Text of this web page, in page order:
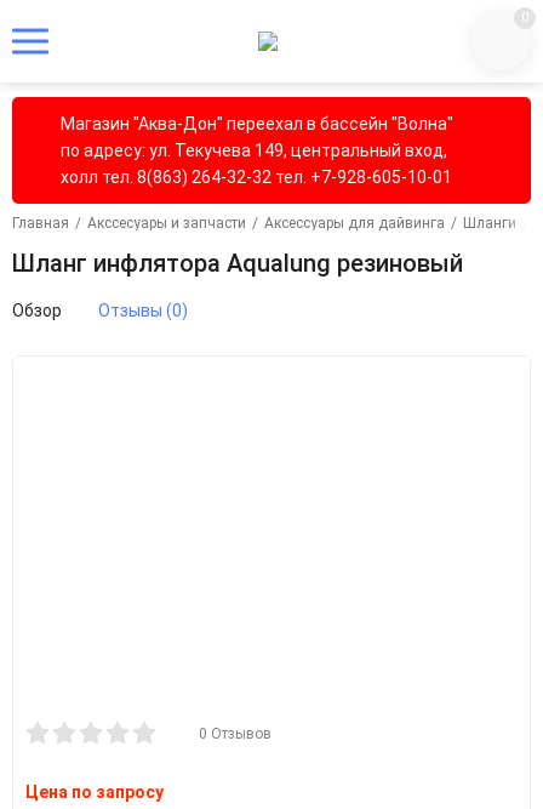
0
Магазин "Аква-Дон" переехал в бассейн "Волна"
по адресу: ул. Текучева 149, центральный вход,
холл тел. 8(863) 264-32-32 тел. +7-928-605-10-01
Главная / Акссесуары и запчасти / Аксессуары для дайвинга / Шланги
Шланг инфлятора Aqualung резиновый
Обзор Отзывы (0)
0 Отзывов
Цена по запросу